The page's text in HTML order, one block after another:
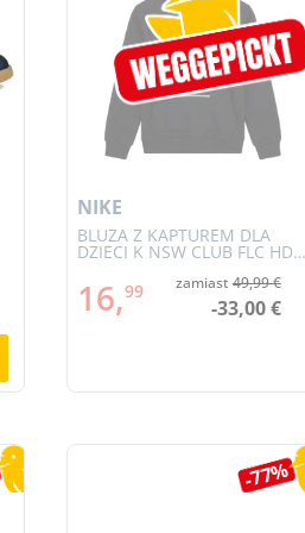
BLUZA Z KAPTUREM DLA
DZIECI K NSW CLUB FLC HDY
NIKE
16,99 zamiast49,99 €
-33,00 €
-77%